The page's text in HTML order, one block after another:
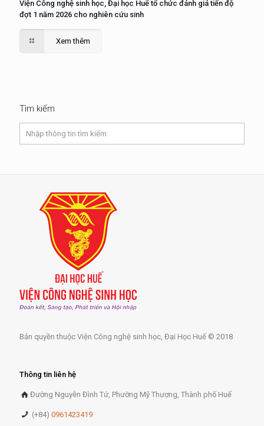
Viện Công nghệ sinh học, Đại học Huế tổ chức đánh giá tiến độ
đợt 1 năm 2026 cho nghiên cứu sinh
Xem thêm
Tìm kiếm
Bản quyền thuộc Viện Công nghệ sinh học, Đại Học Huế © 2018
Thông tin liên hệ
Đường Nguyễn Đình Tứ, Phường Mỹ Thượng, Thành phố Huế
(+84)0961423419